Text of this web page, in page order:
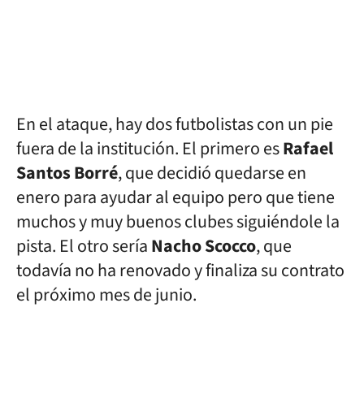
En el ataque, hay dos futbolistas con un pie
fuera de la institución. El primero esRafael
Santos Borré, que decidió quedarse en
enero para ayudar al equipo pero que tiene
muchos y muy buenos clubes siguiéndole la
pista. El otro seríaNacho Scocco, que
todavía no ha renovado y finaliza su contrato
el próximo mes de junio.